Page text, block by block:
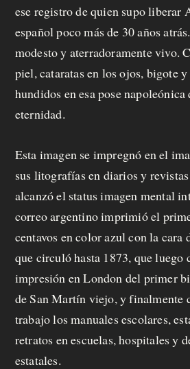
ese registro de quien supo liberar
español poco más de 30 años
modesto y aterradoramente vivo.
piel, cataratas en los ojos, bigote
hundidos en esa pose
eternidad.
Esta imagen se impregnó en el
sus litografías en diarios y
alcanzó el status imagen mental
correo argentino imprimió el
centavos en color azul con la cara
que circuló hasta 1873, que luego
impresión en London del primer
de San Martín viejo, y finalmente
trabajo los manuales escolares,
retratos en escuelas, hospitales y
estatales.